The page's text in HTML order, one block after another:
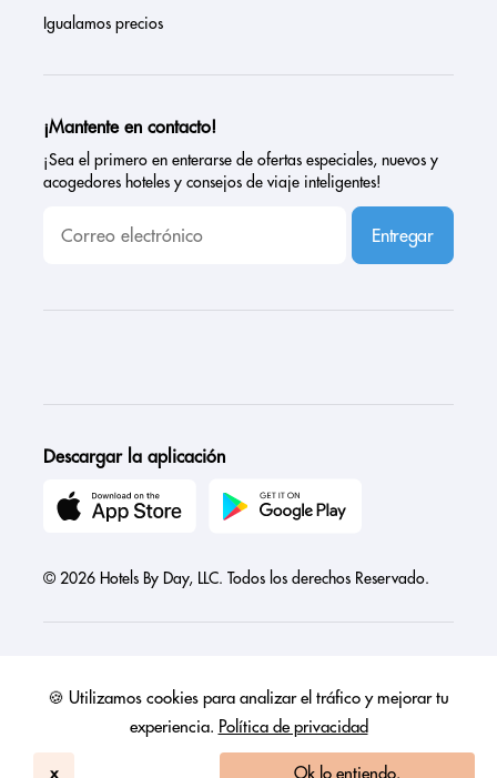
🍪 Utilizamos cookies para analizar el tráfico y mejorar tu
experiencia. Política de privacidad
x Ok lo entiendo.
Igualamos precios
¡Mantente en contacto!
¡Sea el primero en enterarse de ofertas especiales, nuevos y
acogedores hoteles y consejos de viaje inteligentes!
Entregar
Descargar la aplicación
© 2026 Hotels By Day, LLC. Todos los derechos Reservado.
Austria Canada France Germany India Ireland
Israel
Mexico Netherlands Philippines
United Arab Emirates
United Kingdom United States